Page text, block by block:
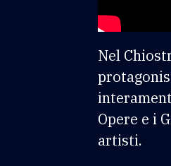
Nel
Opere e i
artisti.